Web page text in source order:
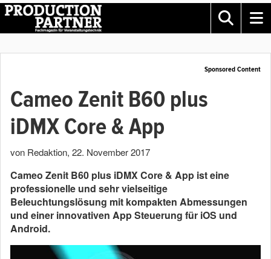
Sponsored Content
Cameo Zenit B60 plus
iDMX Core & App
von Redaktion, 22. November 2017
Cameo Zenit B60 plus iDMX Core & App ist eine
professionelle und sehr vielseitige
Beleuchtungslösung mit kompakten Abmessungen
und einer innovativen App Steuerung für iOS und
Android.